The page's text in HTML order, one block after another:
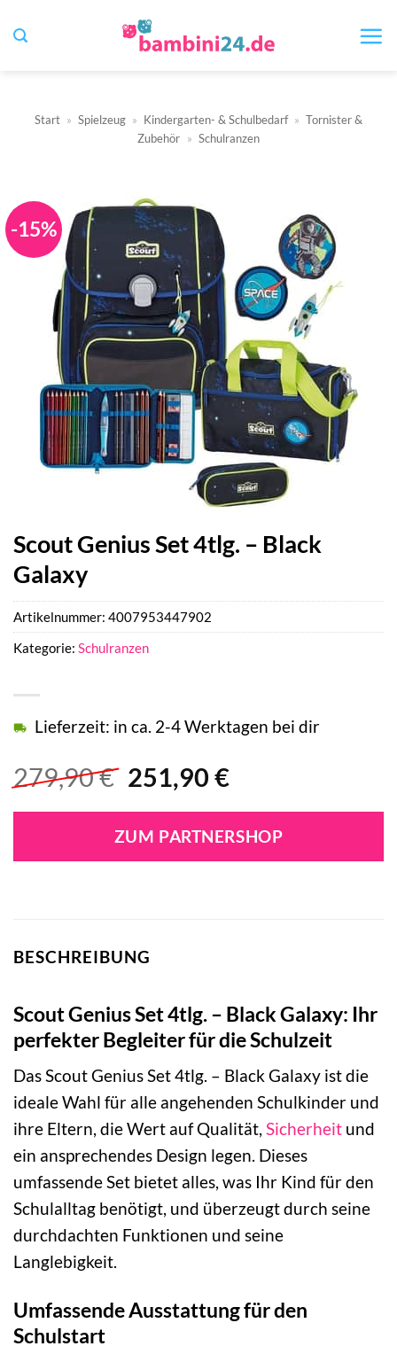
Inhalt
Start » Spielzeug » Kindergarten- & Schulbedarf » Tornister &
Zubehör » Schulranzen
-15%
Scout Genius Set 4tlg. – Black
Galaxy
279,90€ Ursprünglicher
war:
279,90 €
251,90 €Aktueller
ist:
251,90 €.
Lieferzeit: in ca. 2-4 Werktagen bei dir
ZUM PARTNERSHOP
Artikelnummer: 4007953447902
Kategorie: Schulranzen
BESCHREIBUNG
Scout Genius Set 4tlg. – Black Galaxy: Ihr
perfekter Begleiter für die Schulzeit
Das Scout Genius Set 4tlg. – Black Galaxy ist die
ideale Wahl für alle angehenden Schulkinder und
ihre Eltern, die Wert auf Qualität, Sicherheit und
ein ansprechendes Design legen. Dieses
umfassende Set bietet alles, was Ihr Kind für den
Schulalltag benötigt, und überzeugt durch seine
durchdachten Funktionen und seine
Langlebigkeit.
Umfassende Ausstattung für den
Schulstart